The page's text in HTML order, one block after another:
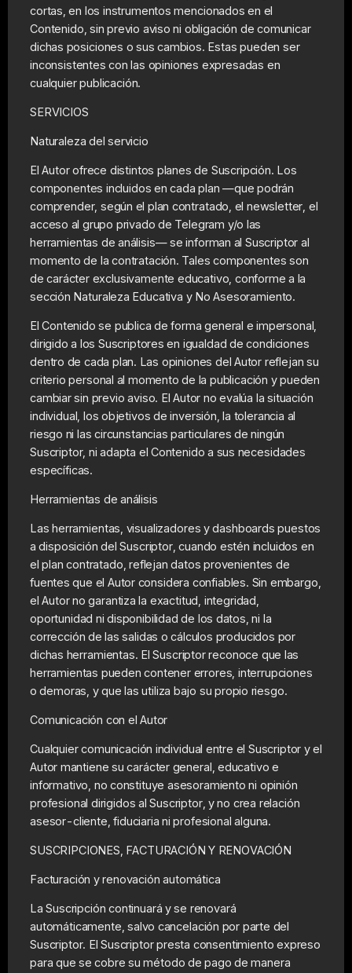
cortas, en los instrumentos mencionados en el
Contenido, sin previo aviso ni obligación de comunicar
dichas posiciones o sus cambios. Estas pueden ser
inconsistentes con las opiniones expresadas en
cualquier publicación.
SERVICIOS
Naturaleza del servicio
El Autor ofrece distintos planes de Suscripción. Los
componentes incluidos en cada plan —que podrán
comprender, según el plan contratado, el newsletter, el
acceso al grupo privado de Telegram y/o las
herramientas de análisis— se informan al Suscriptor al
momento de la contratación. Tales componentes son
de carácter exclusivamente educativo, conforme a la
sección Naturaleza Educativa y No Asesoramiento.
El Contenido se publica de forma general e impersonal,
dirigido a los Suscriptores en igualdad de condiciones
dentro de cada plan. Las opiniones del Autor reflejan su
criterio personal al momento de la publicación y pueden
cambiar sin previo aviso. El Autor no evalúa la situación
individual, los objetivos de inversión, la tolerancia al
riesgo ni las circunstancias particulares de ningún
Suscriptor, ni adapta el Contenido a sus necesidades
específicas.
Herramientas de análisis
Las herramientas, visualizadores y dashboards puestos
a disposición del Suscriptor, cuando estén incluidos en
el plan contratado, reflejan datos provenientes de
fuentes que el Autor considera confiables. Sin embargo,
el Autor no garantiza la exactitud, integridad,
oportunidad ni disponibilidad de los datos, ni la
corrección de las salidas o cálculos producidos por
dichas herramientas. El Suscriptor reconoce que las
herramientas pueden contener errores, interrupciones
o demoras, y que las utiliza bajo su propio riesgo.
Comunicación con el Autor
Cualquier comunicación individual entre el Suscriptor y el
Autor mantiene su carácter general, educativo e
informativo, no constituye asesoramiento ni opinión
profesional dirigidos al Suscriptor, y no crea relación
asesor-cliente, fiduciaria ni profesional alguna.
SUSCRIPCIONES, FACTURACIÓN Y RENOVACIÓN
Facturación y renovación automática
La Suscripción continuará y se renovará
automáticamente, salvo cancelación por parte del
Suscriptor. El Suscriptor presta consentimiento expreso
para que se cobre su método de pago de manera